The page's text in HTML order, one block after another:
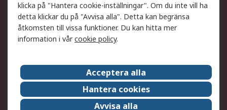
Leverans
Spåra din order
Begär en fakturakopi
Fördelar med RS-konto
Betalningsalternativ
Om RS
Försäljningsvillkor
Det juridiska
Press Centre
klicka på "Hantera cookie-inställningar". Om du inte vill ha
detta klickar du på "Avvisa alla". Detta kan begränsa
åtkomsten till vissa funktioner. Du kan hitta mer
information i vårcookie policy.
Acceptera alla
Hantera cookies
Avvisa alla